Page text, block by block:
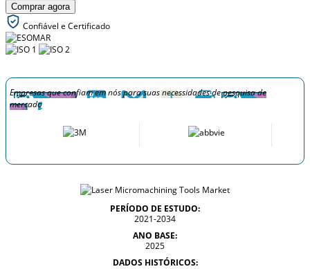
Comprar agora
Confiável e Certificado
Empresas que confiam em nós para suas necessidades de pesquisa de
mercado
PERÍODO DE ESTUDO:
2021-2034
ANO BASE:
2025
DADOS HISTÓRICOS: